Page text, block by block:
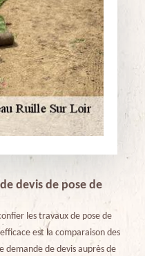
devis de pose de
les travaux de pose de
est la comparaison des
demande de devis auprès de